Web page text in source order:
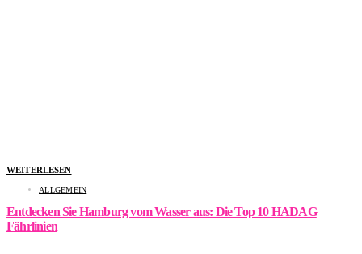
WEITERLESEN
ALLGEMEIN
Entdecken Sie Hamburg vom Wasser aus: Die Top 10 HADAG
Fährlinien